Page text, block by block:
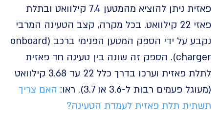
פאזית ניתן להוציא מהמטען 7.4 קילוואט ובתלת
פאזי 22 קילוואט. בכל מקרה, קצב הטעינה המרבי
נקבע על ידי הספק המטען הפנימי ברכב (onboard
charger). הספק זה שונה בין טעינה חד פאזית
לתלת פאזית וערכו בדרך כלל 22 עד 3.68 קילוואט
פעמים רבות ל-3.6 או 3.7). ראו:
האם צריך
תלת פאזית לעמדת הטעינה?